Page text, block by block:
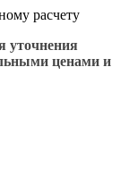
расчету
уточнения
ценами и